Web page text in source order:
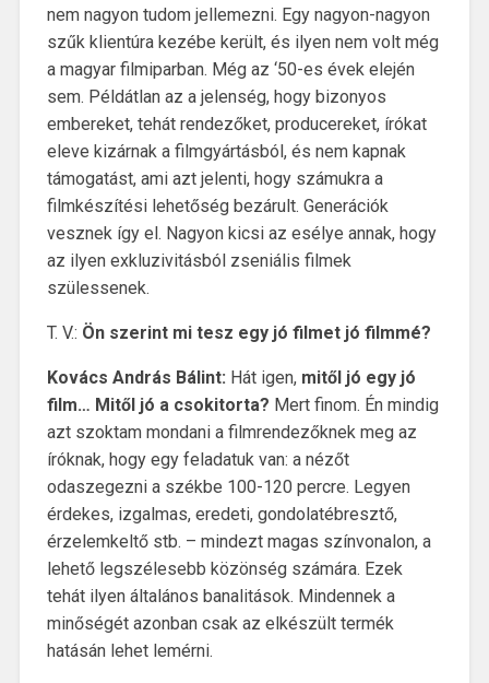
nem nagyon tudom jellemezni. Egy nagyon-nagyon
szűk klientúra kezébe került, és ilyen nem volt még
a magyar filmiparban. Még az ‘50-es évek elején
sem. Példátlan az a jelenség, hogy bizonyos
embereket, tehát rendezőket, producereket, írókat
eleve kizárnak a filmgyártásból, és nem kapnak
támogatást, ami azt jelenti, hogy számukra a
filmkészítési lehetőség bezárult. Generációk
vesznek így el. Nagyon kicsi az esélye annak, hogy
az ilyen exkluzivitásból zseniális filmek
szülessenek.
T. V.: Ön szerint mi tesz egy jó filmet jó filmmé?
Kovács András Bálint: Hát igen, mitől jó egy jó
film… Mitől jó a csokitorta? Mert finom. Én mindig
azt szoktam mondani a filmrendezőknek meg az
íróknak, hogy egy feladatuk van: a nézőt
odaszegezni a székbe 100-120 percre. Legyen
érdekes, izgalmas, eredeti, gondolatébresztő,
érzelemkeltő stb. – mindezt magas színvonalon, a
lehető legszélesebb közönség számára. Ezek
tehát ilyen általános banalitások. Mindennek a
minőségét azonban csak az elkészült termék
hatásán lehet lemérni.